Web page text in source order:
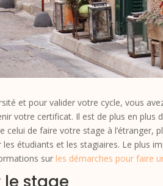
et pour valider votre cycle, vous
votre certificat. Il est de plus en plus
celui de faire votre stage à l’étranger,
les étudiants et les stagiaires. Le plus
sur les démarches pour faire